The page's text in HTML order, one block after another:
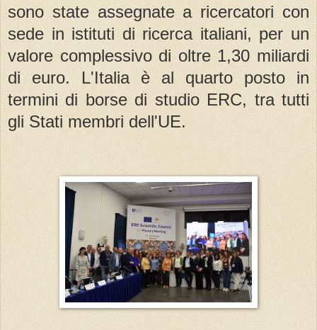
sono state assegnate a ricercatori con
sede in istituti di ricerca italiani, per un
valore complessivo di oltre 1,30 miliardi
di euro. L'Italia è al quarto posto in
termini di borse di studio ERC, tra tutti
gli Stati membri dell'UE.